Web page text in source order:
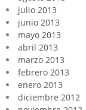
julio 2013
junio 2013
mayo 2013
abril 2013
marzo 2013
febrero 2013
enero 2013
diciembre 2012